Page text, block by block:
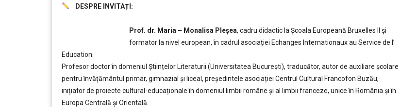
DESPRE INVITAȚI:
Prof. dr. Maria – Monalisa Pleșea, cadru didactic la Școala Europeană Bruxelles II și
formator la nivel european, în cadrul asociației Echanges Internationaux au Service de l’
Education.
Profesor doctor în domeniul Științelor Literaturii (Universitatea București), traducător, autor de auxiliare școlare
pentru învățământul primar, gimnazial și liceal, președintele asociației Centrul Cultural Francofon Buzău,
inițiator de proiecte cultural-educaționale în domeniul limbii române și al limbii franceze, unice în România și în
Europa Centrală și Orientală.